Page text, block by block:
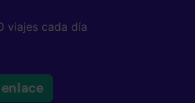
viajes cada día